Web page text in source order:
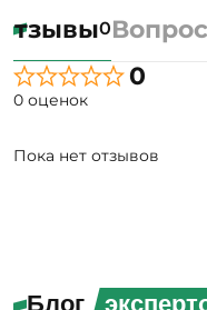
0
0
0 оценок
Пока нет отзывов
Блог